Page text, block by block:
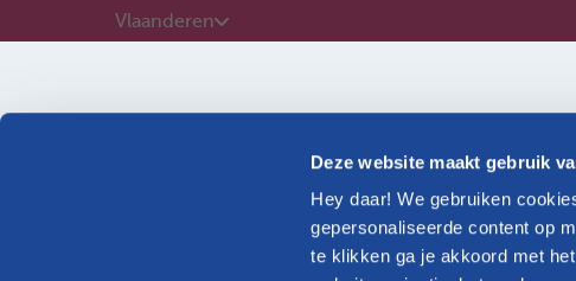
Deze website maakt gebruik
Hey daar! We gebruiken
gepersonaliseerde content op
te klikken ga je akkoord met
Ontdek onze informatie op maat van jouw gezin
Vlaanderen